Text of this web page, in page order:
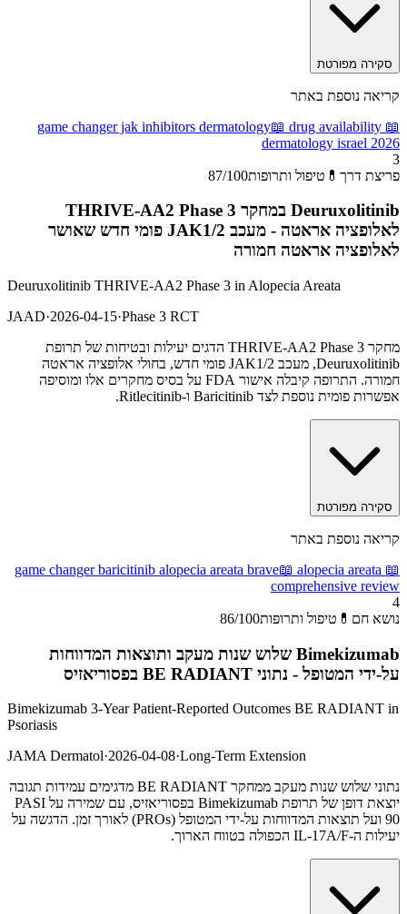
סקירה מפורטת
קריאה נוספת באתר
📖
game changer jak inhibitors dermatology📖 drug availability
dermatology israel 2026
3
פריצת דרך 💊 טיפול ותרופות 87/100
Deuruxolitinib במחקר THRIVE-AA2 Phase 3
לאלופציה אראטה - מעכב JAK1/2 פומי חדש שאושר
לאלופציה אראטה חמורה
Deuruxolitinib THRIVE-AA2 Phase 3 in Alopecia Areata
JAAD·2026-04-15·Phase 3 RCT
מחקר THRIVE-AA2 Phase 3 הדגים יעילות ובטיחות של תרופת
Deuruxolitinib, מעכב JAK1/2 פומי חדש, בחולי אלופציה אראטה
חמורה. התרופה קיבלה אישור FDA על בסיס מחקרים אלו ומוסיפה
אפשרות פומית נוספת לצד Baricitinib ו-Ritlecitinib.
סקירה מפורטת
קריאה נוספת באתר
📖
game changer baricitinib alopecia areata brave📖 alopecia areata
comprehensive review
4
נושא חם 💊 טיפול ותרופות 86/100
Bimekizumab שלוש שנות מעקב ותוצאות המדווחות
על-ידי המטופל - נתוני BE RADIANT בפסוריאזיס
Bimekizumab 3-Year Patient-Reported Outcomes BE RADIANT in
Psoriasis
JAMA Dermatol·2026-04-08·Long-Term Extension
נתוני שלוש שנות מעקב ממחקר BE RADIANT מדגימים עמידות תגובה
יוצאת דופן של תרופת Bimekizumab בפסוריאזיס, עם שמירה על PASI
90 ועל תוצאות המדווחות על-ידי המטופל (PROs) לאורך זמן. הדגשה על
יעילות ה-IL-17A/F הכפולה בטווח הארוך.